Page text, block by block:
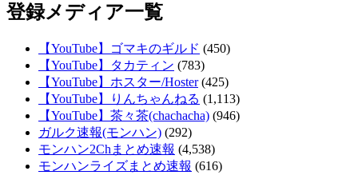
登録メディア一覧
【YouTube】ゴマキのギルド (450)
【YouTube】タカティン (783)
【YouTube】ホスター/Hoster(425)
【YouTube】りんちゃんねる (1,113)
【YouTube】茶々茶(chachacha) (946)
ガルク速報(モンハン) (292)
モンハン2Chまとめ速報 (4,538)
モンハンライズまとめ速報 (616)